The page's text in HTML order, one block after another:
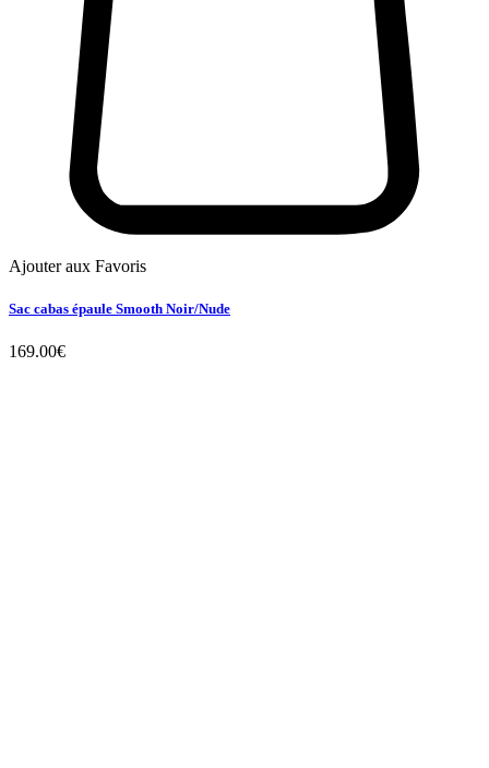
Ajouter aux Favoris
Sac cabas épaule Smooth Noir/Nude
169.00€